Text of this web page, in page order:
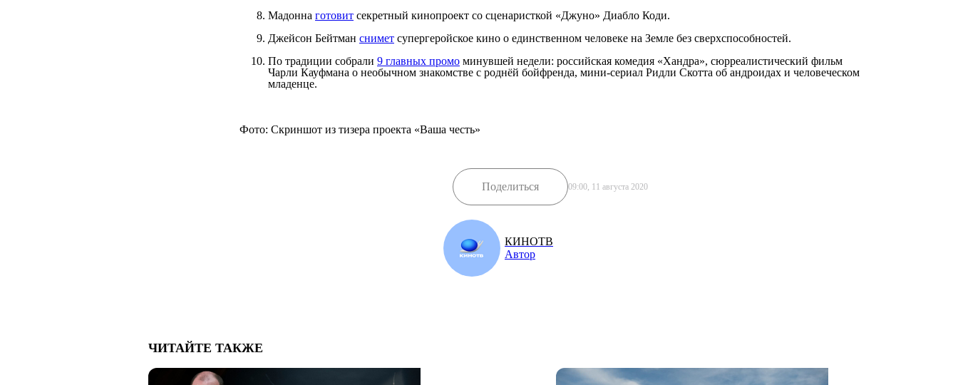
Мадонна готовит секретный кинопроект со сценаристкой «Джуно» Диабло Коди.
Джейсон Бейтман снимет супергеройское кино о единственном человеке на Земле без сверхспособностей.
По традиции собрали 9 главных промо минувшей недели: российская комедия «Хандра», сюрреалистический фильм
Чарли Кауфмана о необычном знакомстве с роднёй бойфренда, мини-сериал Ридли Скотта об андроидах и человеческом
младенце.
Фото: Скриншот из тизера проекта «Ваша честь»
Поделиться 09:00, 11 августа 2020
КИНОТВ
Автор
ЧИТАЙТЕ ТАКЖЕ